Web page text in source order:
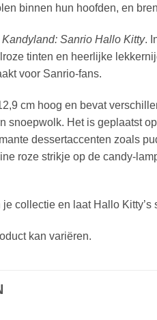
binnen hun hoofden, en
Kandyland: Sanrio Hallo Kitty.
tinten en heerlijke
voor Sanrio-fans.
cm hoog en bevat
snoepwolk. Het is geplaatst
dessertaccenten zoals
roze strikje op de candy-
collectie en laat Hallo
kan variëren.